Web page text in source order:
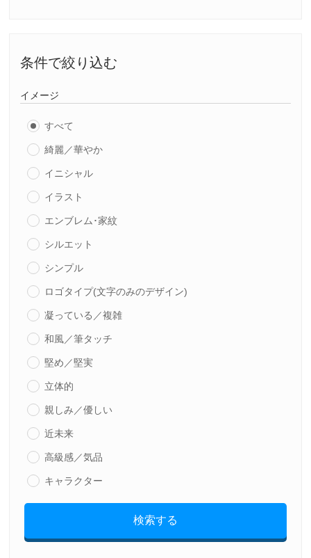
条件で絞り込む
イメージ
すべて
綺麗／華やか
イニシャル
イラスト
エンブレム･家紋
シルエット
シンプル
ロゴタイプ(文字のみのデザイン)
凝っている／複雑
和風／筆タッチ
堅め／堅実
立体的
親しみ／優しい
近未来
高級感／気品
キャラクター
検索する